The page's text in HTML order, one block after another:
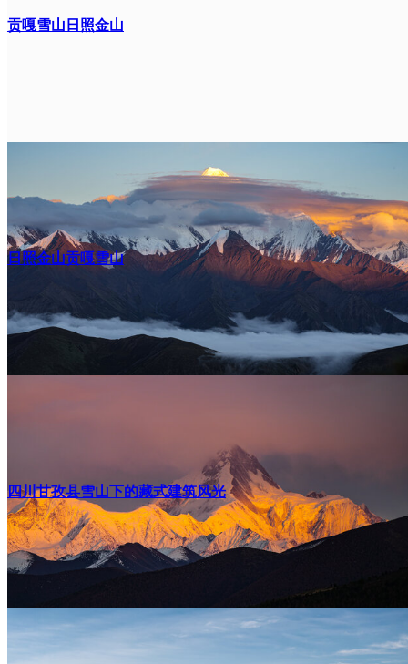
贡嘎雪山日照金山
日照金山贡嘎雪山
四川甘孜县雪山下的藏式建筑风光